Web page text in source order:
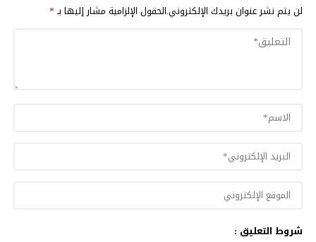
لن يتم نشر عنوان بريدك الإلكتروني.الحقول الإلزامية مشار إليها بـ*
شروط التعليق :